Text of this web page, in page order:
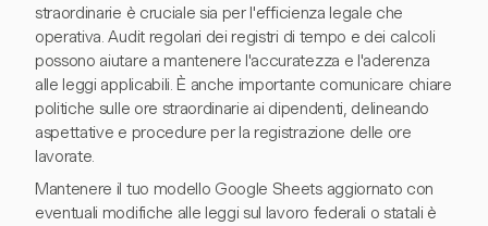
straordinarie è cruciale sia per l'efficienza legale che
operativa. Audit regolari dei registri di tempo e dei calcoli
possono aiutare a mantenere l'accuratezza e l'aderenza
alle leggi applicabili. È anche importante comunicare chiare
politiche sulle ore straordinarie ai dipendenti, delineando
aspettative e procedure per la registrazione delle ore
lavorate.
Mantenere il tuo modello Google Sheets aggiornato con
eventuali modifiche alle leggi sul lavoro federali o statali è